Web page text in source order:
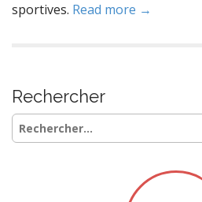
sportives. Read more →
Rechercher
Rechercher :